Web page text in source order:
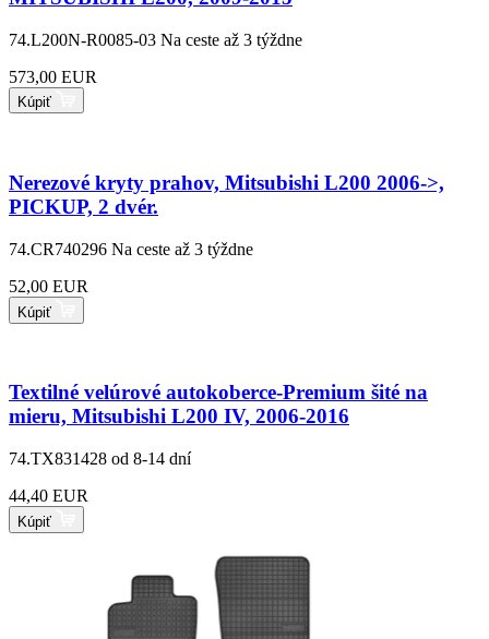
74.L200N-R0085-03 Na ceste až 3 týždne
573,00 EUR
Kúpiť
Nerezové kryty prahov, Mitsubishi L200 2006->,
PICKUP, 2 dvér.
74.CR740296 Na ceste až 3 týždne
52,00 EUR
Kúpiť
Textilné velúrové autokoberce-Premium šité na
mieru, Mitsubishi L200 IV, 2006-2016
74.TX831428 od 8-14 dní
44,40 EUR
Kúpiť